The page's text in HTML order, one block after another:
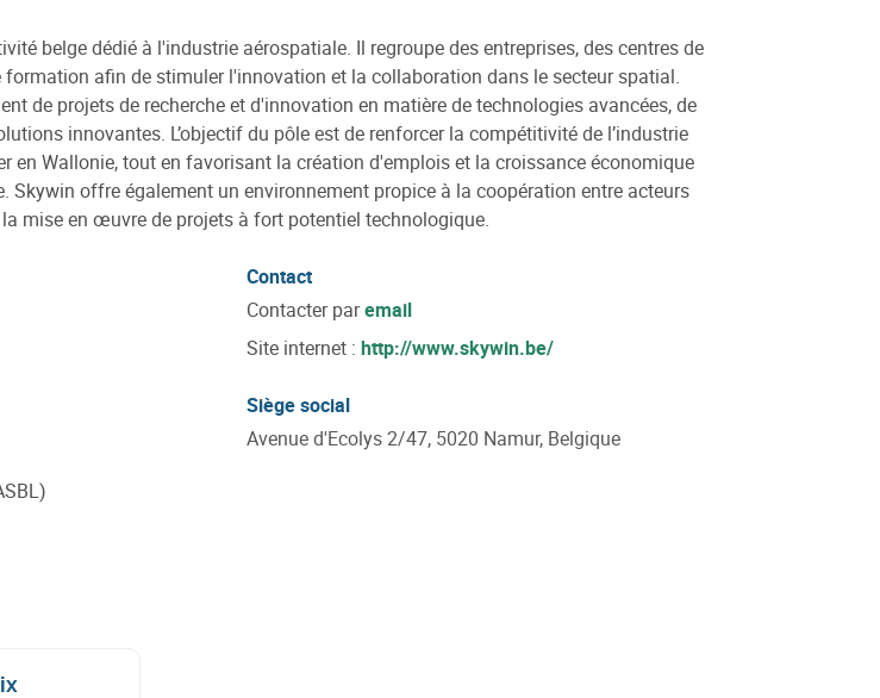
belge dédié à l'industrie aérospatiale. Il regroupe des entreprises, des centres de
formation afin de stimuler l'innovation et la collaboration dans le secteur spatial.
de projets de recherche et d'innovation en matière de technologies avancées, de
innovantes. L’objectif du pôle est de renforcer la compétitivité de l’industrie
en Wallonie, tout en favorisant la création d'emplois et la croissance économique
Skywin offre également un environnement propice à la coopération entre acteurs
mise en œuvre de projets à fort potentiel technologique.
Contact
Contacter paremail
Site internet : http://www.skywin.be/
Siège social
Avenue d'Ecolys 2/47, 5020 Namur, Belgique